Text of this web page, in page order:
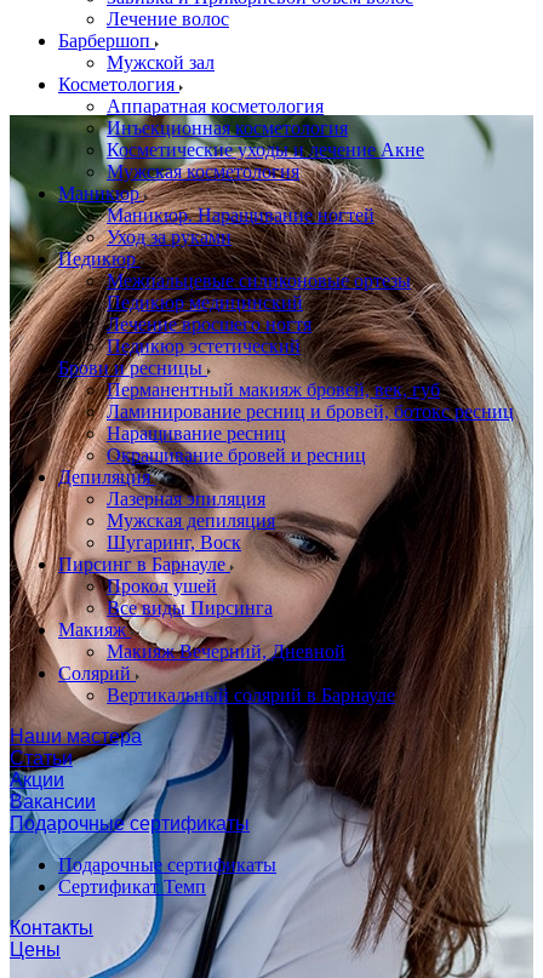
Лечение волос
Барбершоп
Мужской зал
Косметология
Аппаратная косметология
Инъекционная косметология
Косметические уходы и лечение Акне
Мужская косметология
Маникюр
Маникюр. Наращивание ногтей
Уход за руками
Педикюр
Межпальцевые силиконовые ортезы
Педикюр медицинский
Лечение вросшего ногтя
Педикюр эстетический
Брови и ресницы
Перманентный макияж бровей, век, губ
Ламинирование ресниц и бровей, бoтoкс ресниц
Наращивание ресниц
Окрашивание бровей и ресниц
Депиляция
Лазерная эпиляция
Мужская депиляция
Шугаринг, Воск
Пирсинг в Барнауле
Прокол ушей
Все виды Пирсинга
Макияж
Макияж Вечерний, Дневной
Солярий
Вертикальный солярий в Барнауле
Наши мастера
Статьи
Акции
Вакансии
Подарочные сертификаты
Подарочные сертификаты
Сертификат Темп
Контакты
Цены